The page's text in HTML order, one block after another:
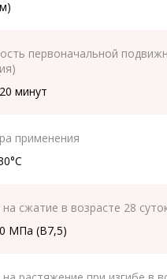
первоначальной
минут
применения
сжатие в возрасте 28
МПа (B7,5)